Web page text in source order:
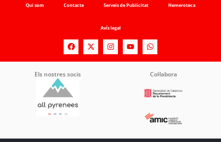
Qui som Contacte Serveis de Publicitat Hemeroteca
Avís legal
Els nostres socis Col·labora